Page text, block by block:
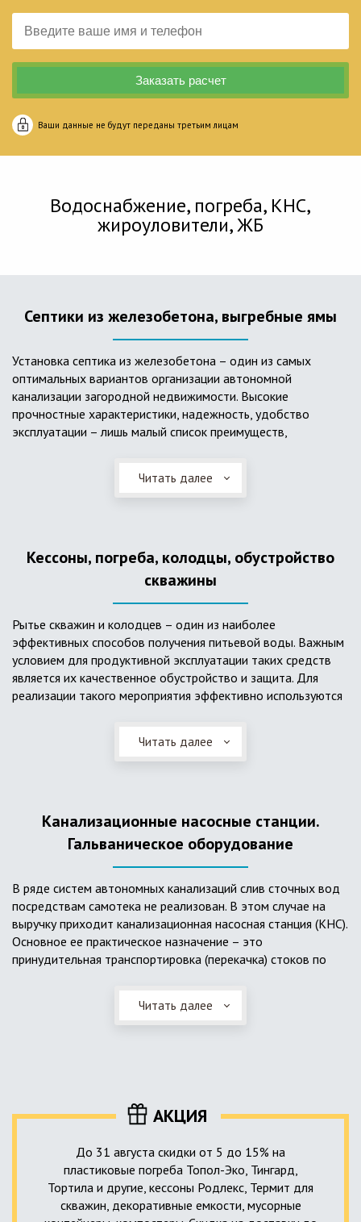
Ваши данные не будут переданы третьим лицам
Водоснабжение, погреба, КНС,
жироуловители, ЖБ
Септики из железобетона, выгребные ямы
Установка септика из железобетона – один из самых
оптимальных вариантов организации автономной
канализации загородной недвижимости. Высокие
прочностные характеристики, надежность, удобство
эксплуатации – лишь малый список преимуществ,
Он независим от источников электроэнергии, прост в
применении, и стоек к внешним механическим
достоинства обуславливают большую популярность
септика из железобетонных колец.
Читать далее
Кессоны, погреба, колодцы, обустройство
скважины
Рытье скважин и колодцев – один из наиболее
эффективных способов получения питьевой воды. Важным
условием для продуктивной эксплуатации таких средств
является их качественное обустройство и защита. Для
реализации такого мероприятия эффективно используются
Главное и неоспоримое преимущество кессонов – это
возможность эксплуатации в условиях пониженных
подвержены промерзанию. Оптимальный вариант
установки железобетонных кессонов – это заниженный
уровень грунтовых вод (УГВ) на участке, а кессон,
выполненный из пластика, может служить на территории с
высоким УГВ.
Очищенная вода без перебоев – незабвенная мечта
каждого владельца загородного дома. Чтобы выполнить
установку кессонов, погребов и колодцев, вам непременно
следует воспользоваться услугами специалистов нашей
компании. Мы максимально оперативно и качественно
проведем весь комплекс изыскательских мероприятий,
выполним необходимые расчеты и проектирование,
Читать далее
Канализационные насосные станции.
Гальваническое оборудование
В ряде систем автономных канализаций слив сточных вод
посредствам самотека не реализован. В этом случае на
выручку приходит канализационная насосная станция (КНС).
Основное ее практическое назначение – это
принудительная транспортировка (перекачка) стоков по
Такая станция может позиционироваться как в подвальном
помещении дома, так и функционировать в условиях
от исполнения.
Читать далее
АКЦИЯ
До 31 августа скидки от 5 до 15% на
пластиковые погреба Топол-Эко, Тингард,
Тортила и другие, кессоны Родлекс, Термит для
скважин, декоративные емкости, мусорные